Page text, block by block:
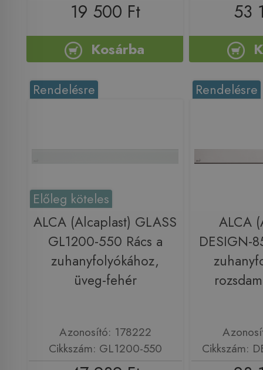
19 500 Ft
Kosárba
53
Rendelésre
Előleg köteles
ALCA (Alcaplast) GLASS
GL1200-550 Rács a
zuhanyfolyókához,
üveg-fehér
Azonosító: 178222
Cikkszám: GL1200-550
Rendelésre
ALCA
DESIGN-
Cikkszám: